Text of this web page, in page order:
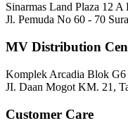
Sinarmas Land Plaza 12 A
Jl. Pemuda No 60 - 70
MV Distribution
Komplek Arcadia Blok G6
JI. Daan Mogot KM. 21,
Customer Care